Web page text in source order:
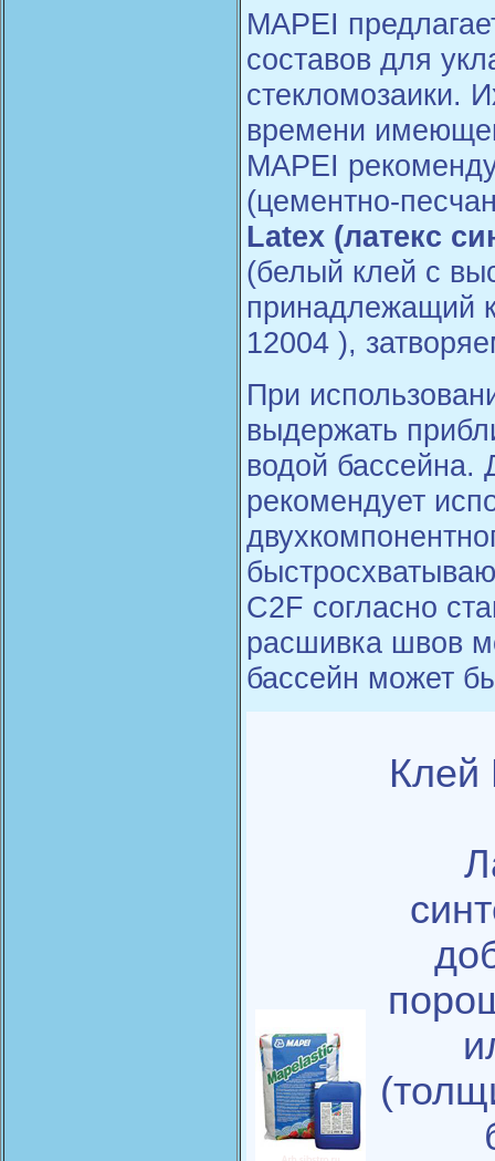
MAPEI
составов для
стекломозаики.
времени
MAPEI
(цементно-
Latex (латекс
(белый клей с
принадлежащий
12004 ),
При
выдержать
водой бассейна.
рекомендует
C2F согласно
расшивка швов
бассейн может
Клей